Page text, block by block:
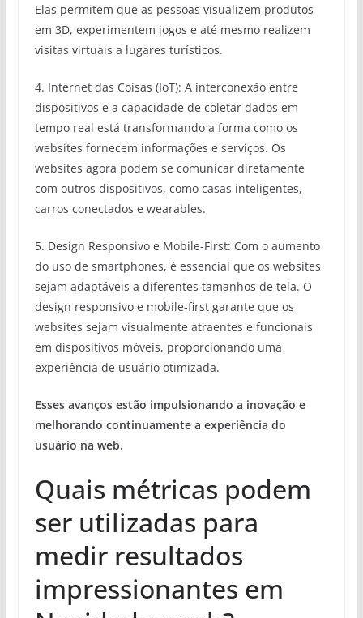
Elas permitem que as pessoas visualizem produtos
em 3D, experimentem jogos e até mesmo realizem
visitas virtuais a lugares turísticos.
4. Internet das Coisas (IoT): A interconexão entre
dispositivos e a capacidade de coletar dados em
tempo real está transformando a forma como os
websites fornecem informações e serviços. Os
websites agora podem se comunicar diretamente
com outros dispositivos, como casas inteligentes,
carros conectados e wearables.
5. Design Responsivo e Mobile-First: Com o aumento
do uso de smartphones, é essencial que os websites
sejam adaptáveis a diferentes tamanhos de tela. O
design responsivo e mobile-first garante que os
websites sejam visualmente atraentes e funcionais
em dispositivos móveis, proporcionando uma
experiência de usuário otimizada.
Esses avanços estão impulsionando a inovação e
melhorando continuamente a experiência do
usuário na web.
Quais métricas podem
ser utilizadas para
medir resultados
impressionantes em